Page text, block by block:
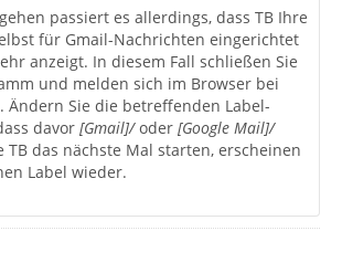
passiert es allerdings, dass TB Ihre
für Gmail-Nachrichten eingerichtet
anzeigt. In diesem Fall schließen Sie
und melden sich im Browser bei
Ändern Sie die betreffenden Label-
davor [Gmail]/oder [Google Mail]/
TB das nächste Mal starten, erscheinen
Label wieder.